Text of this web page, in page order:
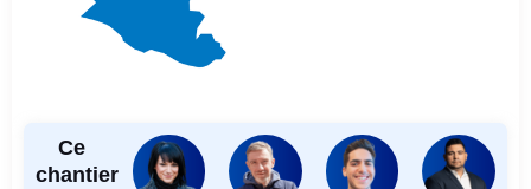
Ce
chantier